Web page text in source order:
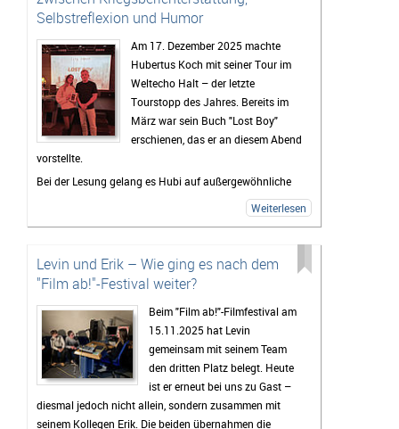
Selbstreflexion und Humor
Am 17. Dezember 2025 machte
Hubertus Koch mit seiner Tour im
Weltecho Halt – der letzte
Tourstopp des Jahres. Bereits im
März war sein Buch "Lost Boy"
erschienen, das er an diesem Abend
vorstellte.
Bei der Lesung gelang es Hubi auf außergewöhnliche
Weise, schwere und hochrelevante Themen wie seine
Erfahrungen als Kriegsreporter, Sucht und Konsens mit
Publikumsinteraktion aufzulockern. Die Veranstaltung
spiegelte genau das wider, was auch sein Buch
ausmacht: schonungslose Ehrlichkeit, Authentizität
und eine große Portion Unterhaltungswert.
Vor der Lesung hatte ich die Gelegenheit, Hubertus
Koch zu einem Interview zu treffen und mit ihm über die
Entstehung von "Lost Boy" sowie seine persönlichen
Gedanken und Intentionen hinter dem Buch zu
sprechen. Dabei ging es unter anderem um
Weiterlesen
Levin und Erik – Wie ging es nach dem
"Film ab!"-Festival weiter?
Beim "Film ab!"-Filmfestival am
15.11.2025 hat Levin
gemeinsam mit seinem Team
den dritten Platz belegt. Heute
ist er erneut bei uns zu Gast –
diesmal jedoch nicht allein, sondern zusammen mit
seinem Kollegen Erik. Die beiden übernahmen die